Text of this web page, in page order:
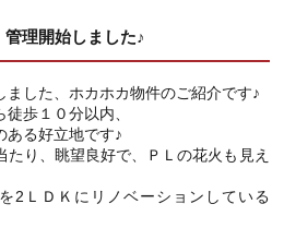
理開始しました♪
した、ホカホカ物件のご紹介です♪
歩１０分以内、
ある好立地です♪
たり、眺望良好で、ＰＬの花火も見え
2ＬＤＫにリノベーションしている